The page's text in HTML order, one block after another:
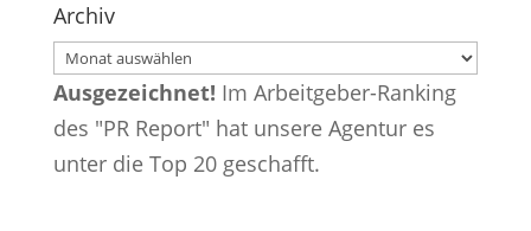
Archiv
Archiv
Ausgezeichnet! Im Arbeitgeber-Ranking
des "PR Report" hat unsere Agentur es
unter die Top 20 geschafft.